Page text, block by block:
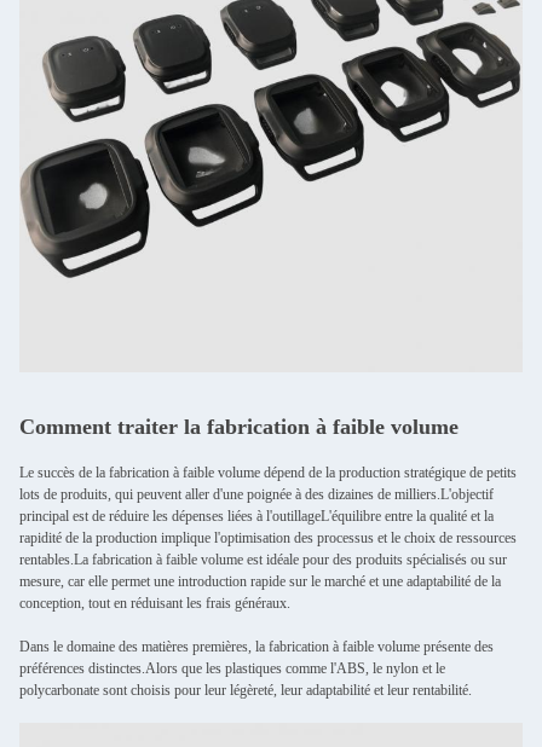
Comment traiter la fabrication à faible volume
Le succès de la fabrication à faible volume dépend de la production stratégique de petits
lots de produits, qui peuvent aller d'une poignée à des dizaines de milliers.L'objectif
principal est de réduire les dépenses liées à l'outillageL'équilibre entre la qualité et la
rapidité de la production implique l'optimisation des processus et le choix de ressources
rentables.La fabrication à faible volume est idéale pour des produits spécialisés ou sur
mesure, car elle permet une introduction rapide sur le marché et une adaptabilité de la
conception, tout en réduisant les frais généraux.
Dans le domaine des matières premières, la fabrication à faible volume présente des
préférences distinctes.Alors que les plastiques comme l'ABS, le nylon et le
polycarbonate sont choisis pour leur légèreté, leur adaptabilité et leur rentabilité.